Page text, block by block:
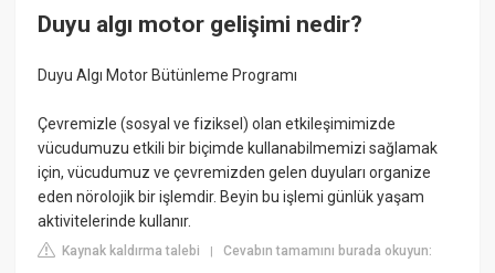
Duyu algı motor gelişimi nedir?
Duyu Algı Motor Bütünleme Programı
Çevremizle (sosyal ve fiziksel) olan etkileşimimizde
vücudumuzu etkili bir biçimde kullanabilmemizi sağlamak
için, vücudumuz ve çevremizden gelen duyuları organize
eden nörolojik bir işlemdir. Beyin bu işlemi günlük yaşam
aktivitelerinde kullanır.
Kaynak kaldırma talebi |Cevabın tamamını burada okuyun: